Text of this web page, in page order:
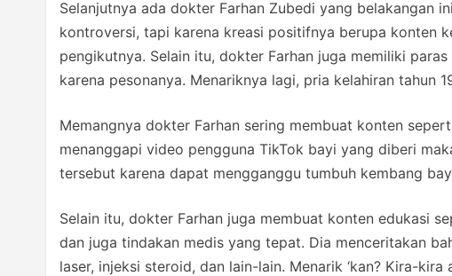
Selanjutnya ada dokter Farhan Zubedi yang belakangan
kontroversi, tapi karena kreasi positifnya berupa konten
pengikutnya. Selain itu, dokter Farhan juga memiliki
karena pesonanya. Menariknya lagi, pria kelahiran tahun
Memangnya dokter Farhan sering membuat konten
menanggapi video pengguna TikTok bayi yang diberi
tersebut karena dapat mengganggu tumbuh kembang
Selain itu, dokter Farhan juga membuat konten edukasi
dan juga tindakan medis yang tepat. Dia menceritakan
laser, injeksi steroid, dan lain-lain. Menarik ‘kan? Kira-